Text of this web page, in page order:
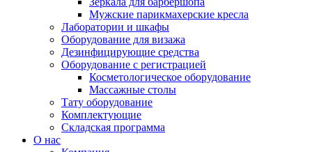
Мужские парикмахерские кресла
Лаборатории и шкафы
Оборудование для визажа
Дезинфицирующие средства
Оборудование с регистрацией
Косметологическое оборудование
Массажные столы
Тату оборудование
Комплектующие
Складская программа
О нас